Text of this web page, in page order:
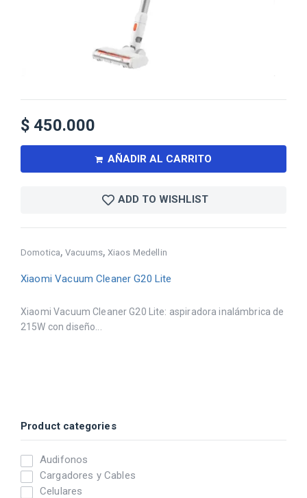
Product categories
Audifonos
Cargadores y Cables
Celulares
Domotica,Vacuums, Xiaos Medellin
Xiaomi Vacuum Cleaner G20 Lite
Xiaomi Vacuum Cleaner G20 Lite: aspiradora inalámbrica de
215W con diseño...
$ 450.000
AÑADIR AL CARRITO
ADD TO WISHLIST